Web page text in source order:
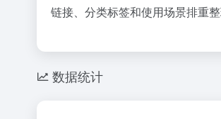
链接、分类标签和使用场景排重
数据统计